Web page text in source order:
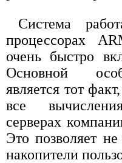
Система
процессорах
очень быстро
Основной
является тот
все
серверах
Это позволяет
накопители